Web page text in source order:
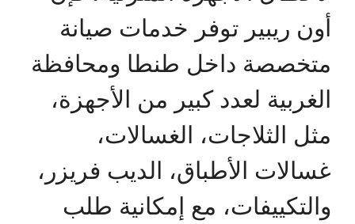
أون ريبير توفر خدمات صيانة
متخصصة داخل طنطا ومحافظة
الغربية لعدد كبير من الأجهزة،
مثل الثلاجات، الغسالات،
غسالات الأطباق، الديب فريزر،
والتكييفات، مع إمكانية طلب